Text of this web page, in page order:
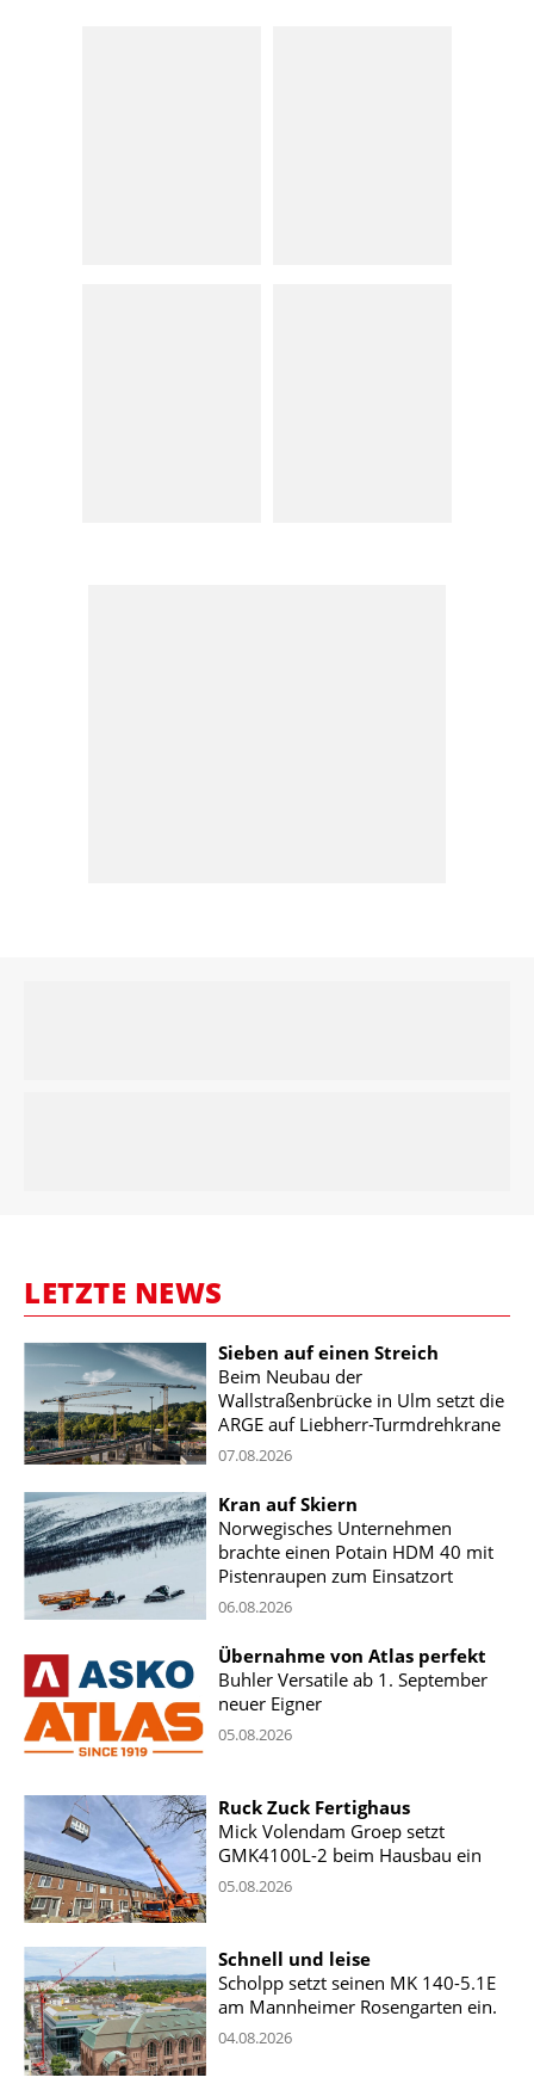
LETZTE NEWS
Sieben auf einen Streich
Beim Neubau der
Wallstraßenbrücke in Ulm setzt die
ARGE auf Liebherr-Turmdrehkrane
07.08.2026
Kran auf Skiern
Norwegisches Unternehmen
brachte einen Potain HDM 40 mit
Pistenraupen zum Einsatzort
06.08.2026
Übernahme von Atlas perfekt
Buhler Versatile ab 1. September
neuer Eigner
05.08.2026
Ruck Zuck Fertighaus
Mick Volendam Groep setzt
GMK4100L-2 beim Hausbau ein
05.08.2026
Schnell und leise
Scholpp setzt seinen MK 140-5.1E
am Mannheimer Rosengarten ein.
04.08.2026